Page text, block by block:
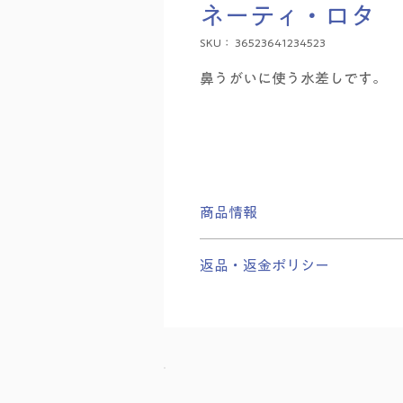
ネーティ・ロタ
SKU： 36523641234523
鼻うがいに使う水差しです。
商品情報
いろいろとジャラ・ネーティ
返品・返金ポリシー